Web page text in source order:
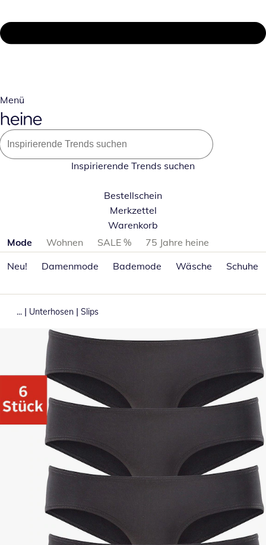
Menü
Inspirierende Trends suchen
Bestellschein
Merkzettel
Warenkorb
Produktkategorien überspringen
Mode Wohnen SALE %
75 Jahre heine
Neu!
Damenmode Bademode Wäsche Schuhe
... | Unterhosen | Slips